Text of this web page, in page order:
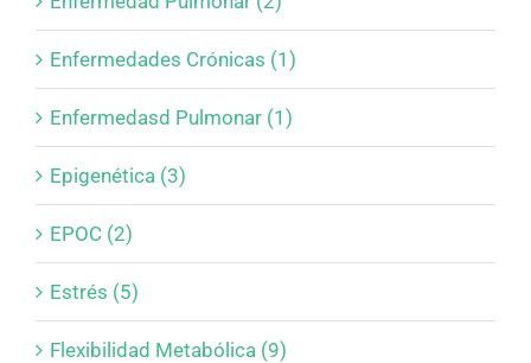
Enfermedades Crónicas (1)
Enfermedasd Pulmonar (1)
Epigenética (3)
EPOC (2)
Estrés (5)
Flexibilidad Metabólica (9)